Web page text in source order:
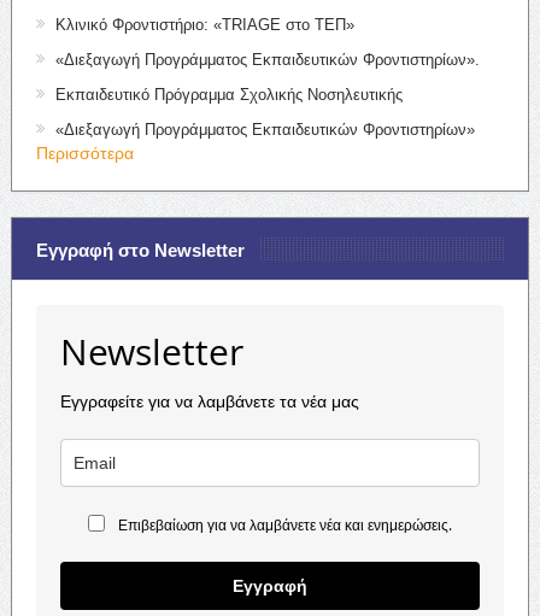
Κλινικό Φροντιστήριο: «TRIAGE στο ΤΕΠ»
«Διεξαγωγή Προγράμματος Εκπαιδευτικών Φροντιστηρίων».
Εκπαιδευτικό Πρόγραμμα Σχολικής Νοσηλευτικής
«Διεξαγωγή Προγράμματος Εκπαιδευτικών Φροντιστηρίων»
Περισσότερα
Εγγραφή στο Newsletter
Newsletter
Εγγραφείτε για να λαμβάνετε τα νέα μας
Επιβεβαίωση για να λαμβάνετε νέα και ενημερώσεις.
Εγγραφή